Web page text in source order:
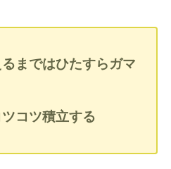
まではひたすらガマ
ツコツ積立する